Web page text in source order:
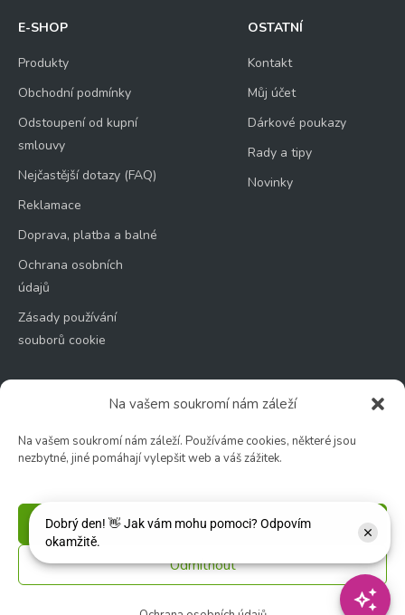
Na vašem soukromí nám záleží
Na vašem soukromí nám záleží. Používáme cookies, některé jsou
nezbytné, jiné pomáhají vylepšit web a váš zážitek.
Příjmout
Odmítnout
E-SHOP
Produkty
Obchodní podmínky
Odstoupení od kupní
smlouvy
Nejčastější dotazy (FAQ)
Reklamace
Doprava, platba a balné
Ochrana osobních
údajů
Zásady používání
souborů cookie
OSTATNÍ
Kontakt
Můj účet
Dárkové poukazy
Rady a tipy
Novinky
Zahradní centrum
🕑 Po – Čt: 9:00 – 17:00
🚫 Neděle: ZAVŘENO
Květinářství
🕑 Ut – Pá: 9:00 - 12:00 │ 13:00 - 17:00